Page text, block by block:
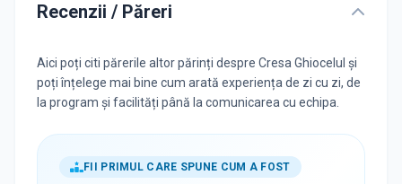
Recenzii / Păreri
Aici poți citi părerile altor părinți despre Cresa Ghiocelul și
poți înțelege mai bine cum arată experiența de zi cu zi, de
la program și facilități până la comunicarea cu echipa.
FII PRIMUL CARE SPUNE CUM A FOST